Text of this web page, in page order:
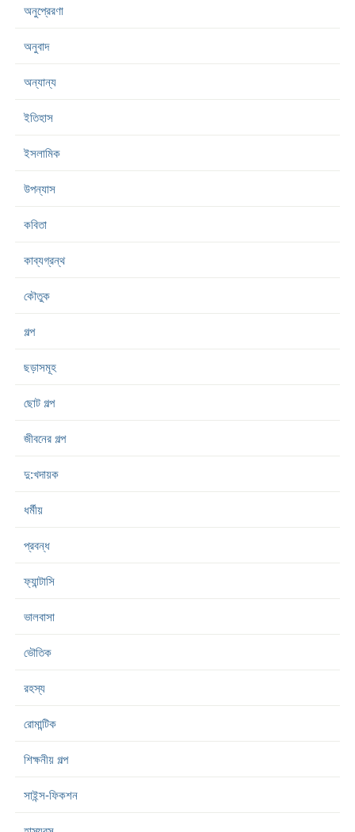
অনুপ্রেরণা
অনুবাদ
অন্যান্য
ইতিহাস
ইসলামিক
উপন্যাস
কবিতা
কাব্যগ্রন্থ
কৌতুক
গল্প
ছড়াসমূহ
ছোট গল্প
জীবনের গল্প
দু:খদায়ক
ধর্মীয়
প্রবন্ধ
ফ্যান্টাসি
ভালবাসা
ভৌতিক
রহস্য
রোমান্টিক
শিক্ষনীয় গল্প
সাইন্স-ফিকশন